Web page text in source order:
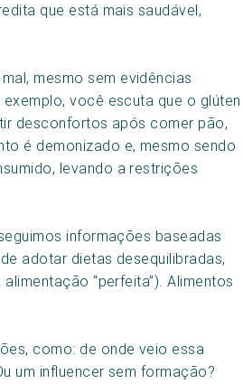
que está mais saudável,
mesmo sem evidências
você escuta que o glúten
desconfortos após comer pão,
é demonizado e, mesmo sendo
levando a restrições
informações baseadas
adotar dietas desequilibradas,
“perfeita”). Alimentos
como: de onde veio essa
um influencer sem formação?